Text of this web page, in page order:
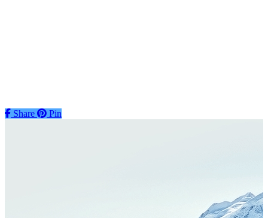
Share
Share Pin